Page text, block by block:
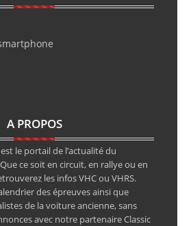
A PROPOS
le portail de l’actualité du
ce soit en circuit, en rallye ou en
les infos VHC ou VHRS.
des épreuves ainsi que
de la voiture ancienne, sans
avec notre partenaire Classic